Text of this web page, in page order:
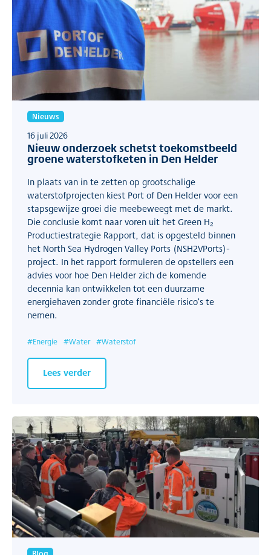
Nieuws
16 juli 2026
Nieuw onderzoek schetst toekomstbeeld
groene waterstofketen in Den Helder
In plaats van in te zetten op grootschalige
waterstofprojecten kiest Port of Den Helder voor een
stapsgewijze groei die meebeweegt met de markt.
Die conclusie komt naar voren uit het Green H₂
Productiestrategie Rapport, dat is opgesteld binnen
het North Sea Hydrogen Valley Ports (NSH2VPorts)-
project. In het rapport formuleren de opstellers een
advies voor hoe Den Helder zich de komende
decennia kan ontwikkelen tot een duurzame
energiehaven zonder grote financiële risico’s te
nemen.
#Energie #Water #Waterstof
Lees verder